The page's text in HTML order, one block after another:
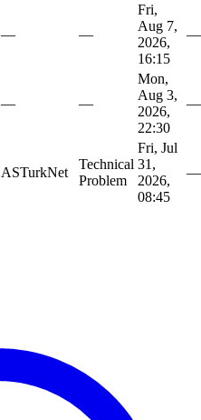
— —
Fri,
Aug 7,
2026,
16:15
—
— —
Mon,
Aug 3,
2026,
22:30
—
ASTurkNet
Technical
Problem
Fri, Jul
31,
2026,
08:45
—